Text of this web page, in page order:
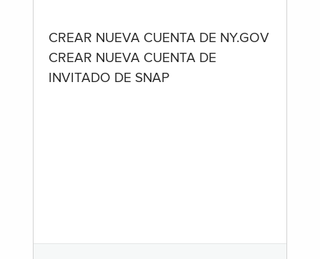
CREAR NUEVA CUENTA DE NY.GOV
CREAR NUEVA CUENTA DE
INVITADO DE SNAP